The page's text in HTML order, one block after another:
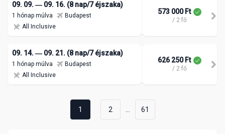
09. 09. ― 09. 16. (8 nap/7 éjszaka)
1 hónap múlva
Budapest
All Inclusive
573 000 Ft
/ 2 fő
09. 14. ― 09. 21. (8 nap/7 éjszaka)
1 hónap múlva
Budapest
All Inclusive
626 250 Ft
/ 2 fő
1 2 61